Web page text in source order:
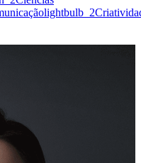
lightbulb_2